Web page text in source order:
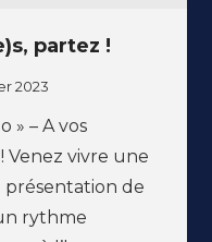
partez !
2023
» – A vos
Venez vivre une
de
rythme